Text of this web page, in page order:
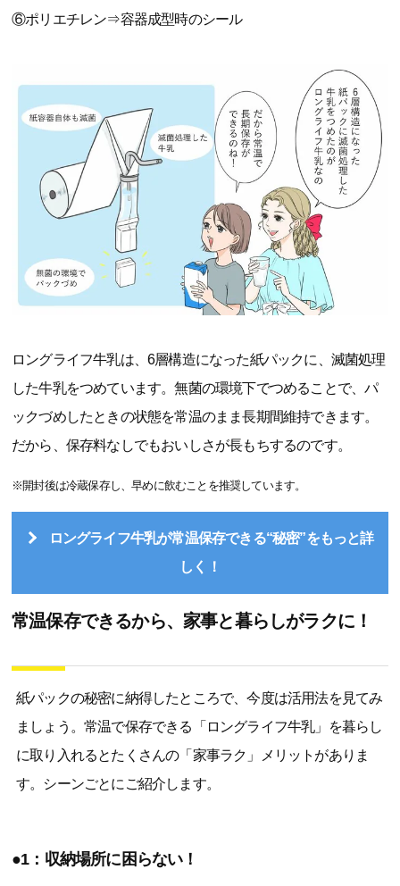
⑥ポリエチレン⇒容器成型時のシール
ロングライフ牛乳は、6層構造になった紙パックに、滅菌処理
した牛乳をつめています。無菌の環境下でつめることで、パ
ックづめしたときの状態を常温のまま長期間維持できます。
だから、保存料なしでもおいしさが長もちするのです。
※開封後は冷蔵保存し、早めに飲むことを推奨しています。
ロングライフ牛乳が常温保存できる“秘密”をもっと詳
しく！
常温保存できるから、家事と暮らしがラクに！
紙パックの秘密に納得したところで、今度は活用法を見てみ
ましょう。常温で保存できる「ロングライフ牛乳」を暮らし
に取り入れるとたくさんの「家事ラク」メリットがありま
す。シーンごとにご紹介します。
●1：収納場所に困らない！